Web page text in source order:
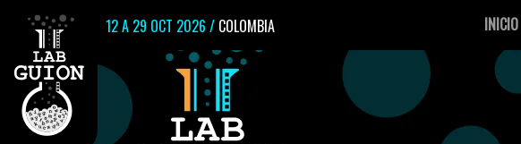
12 A 29 OCT 2026 / COLOMBIA INICIO